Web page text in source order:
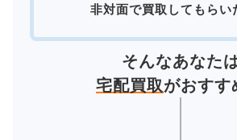
非対面で買取してもらい
そんなあなた
宅配買取がおすす